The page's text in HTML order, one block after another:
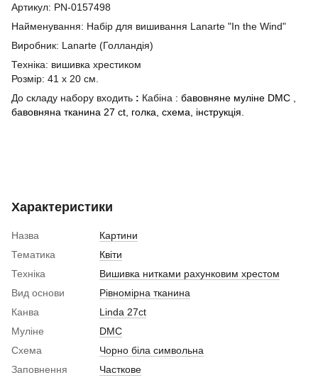
Артикул: PN-0157498
Найменування: Набір для вишивання Lanarte "In the Wind"
Виробник: Lanarte (Голландія)
Техніка: вишивка хрестиком
Розмір: 41 х 20 см.
До складу набору входить : Кабіна : бавовняне муліне DMC ,
бавовняна тканина 27 ct, голка, схема, інструкція.
Характеристики
Назва
Картини
Тематика
Квіти
Техніка
Вишивка нитками рахунковим хрестом
Вид основи
Рівномірна тканина
Канва
Linda 27ct
Муліне
DMC
Схема
Чорно біла символьна
Заповнення
Часткове